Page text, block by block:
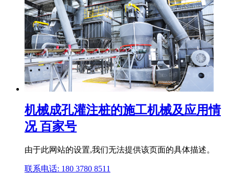
机械成孔灌注桩的施工机械及应用情
况 百家号
由于此网站的设置,我们无法提供该页面的具体描述。
联系电话: 180 3780 8511